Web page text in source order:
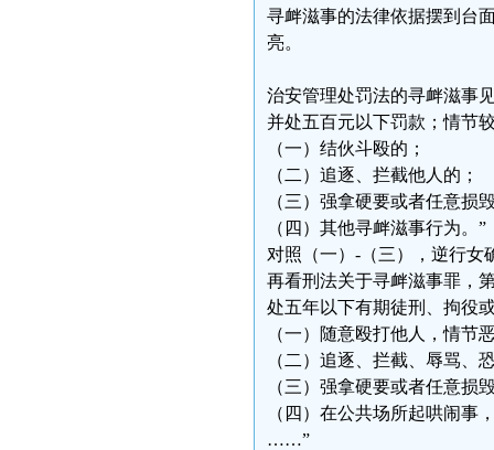
寻衅滋事的法律依据摆到台
亮。
治安管理处罚法的寻衅滋事
并处五百元以下罚款；情节
（一）结伙斗殴的；
（二）追逐、拦截他人的；
（三）强拿硬要或者任意损
（四）其他寻衅滋事行为。”
对照（一）-（三），逆行女
再看刑法关于寻衅滋事罪，
处五年以下有期徒刑、拘役
（一）随意殴打他人，情节
（二）追逐、拦截、辱骂、
（三）强拿硬要或者任意损
（四）在公共场所起哄闹事
……”